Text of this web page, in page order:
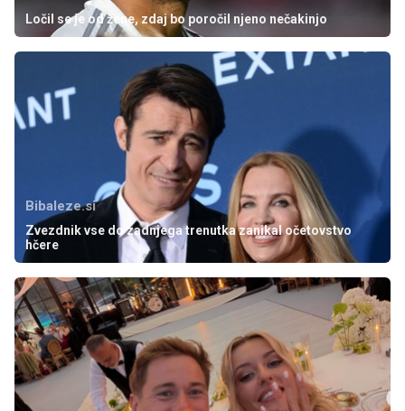
Ločil se je od žene, zdaj bo poročil njeno nečakinjo
Bibaleze.si
Zvezdnik vse do zadnjega trenutka zanikal očetovstvo
hčere